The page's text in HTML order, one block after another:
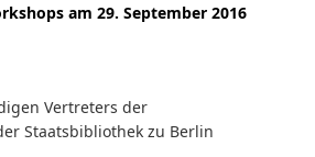
am 29. September 2016
Vertreters der
Staatsbibliothek zu Berlin